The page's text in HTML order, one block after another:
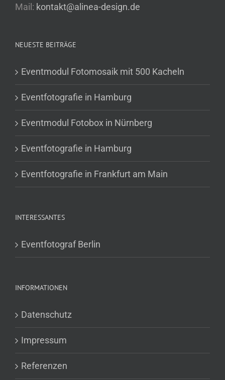
Mail: kontakt@alinea-design.de
NEUESTE BEITRÄGE
Eventmodul Fotomosaik mit 500 Kacheln
Eventfotografie in Hamburg
Eventmodul Fotobox in Nürnberg
Eventfotografie in Hamburg
Eventfotografie in Frankfurt am Main
INTERESSANTES
Eventfotograf Berlin
INFORMATIONEN
Datenschutz
Impressum
Referenzen